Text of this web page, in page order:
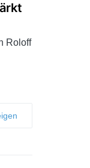
Roloff